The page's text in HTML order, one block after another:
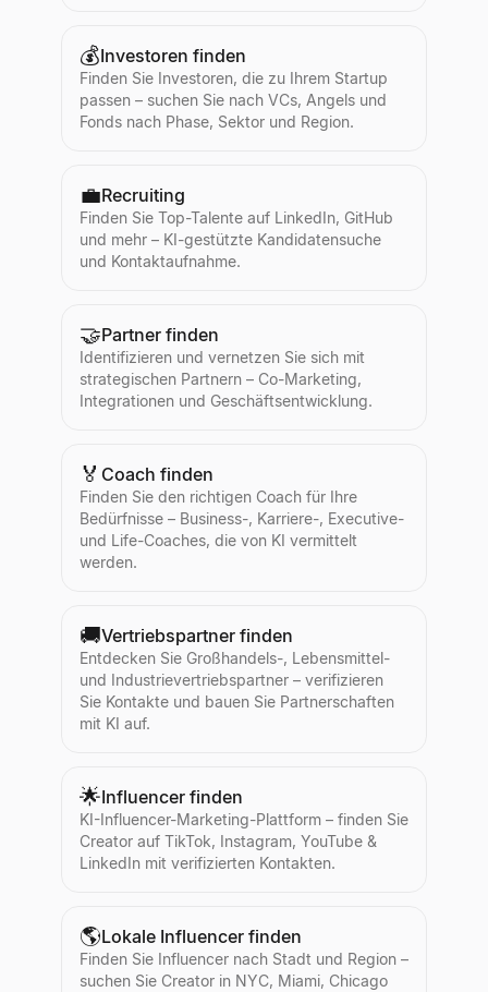
💰Investoren finden
Finden Sie Investoren, die zu Ihrem Startup
passen – suchen Sie nach VCs, Angels und
Fonds nach Phase, Sektor und Region.
💼Recruiting
Finden Sie Top-Talente auf LinkedIn, GitHub
und mehr – KI-gestützte Kandidatensuche
und Kontaktaufnahme.
🤝Partner finden
Identifizieren und vernetzen Sie sich mit
strategischen Partnern – Co-Marketing,
Integrationen und Geschäftsentwicklung.
🏅 Coach finden
Finden Sie den richtigen Coach für Ihre
Bedürfnisse – Business-, Karriere-, Executive-
und Life-Coaches, die von KI vermittelt
werden.
🚚Vertriebspartner finden
Entdecken Sie Großhandels-, Lebensmittel-
und Industrievertriebspartner – verifizieren
Sie Kontakte und bauen Sie Partnerschaften
mit KI auf.
🌟Influencer finden
KI-Influencer-Marketing-Plattform – finden Sie
Creator auf TikTok, Instagram, YouTube &
LinkedIn mit verifizierten Kontakten.
🌎Lokale Influencer finden
Finden Sie Influencer nach Stadt und Region –
suchen Sie Creator in NYC, Miami, Chicago